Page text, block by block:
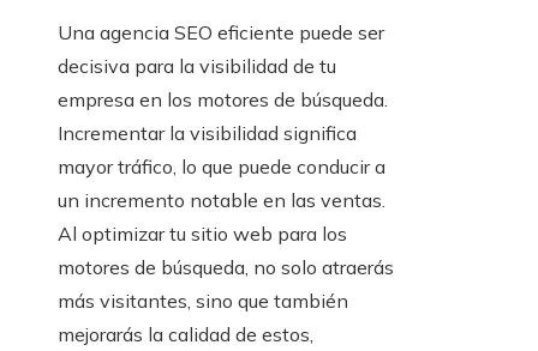
Una agencia SEO eficiente puede ser
decisiva para la visibilidad de tu
empresa en los motores de búsqueda.
Incrementar la visibilidad significa
mayor tráfico, lo que puede conducir a
un incremento notable en las ventas.
Al optimizar tu sitio web para los
motores de búsqueda, no solo atraerás
más visitantes, sino que también
mejorarás la calidad de estos,